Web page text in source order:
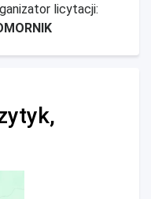
licytacji: